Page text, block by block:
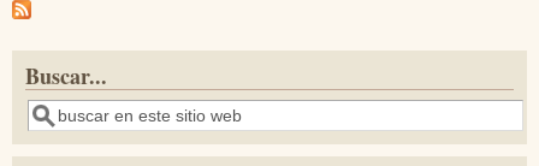
Buscar...
Buscar